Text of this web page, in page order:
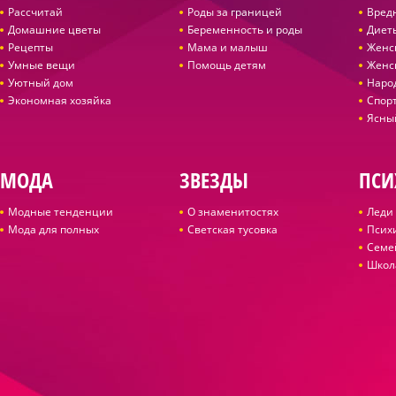
Рассчитай
Домашние цветы
Рецепты
Умные вещи
Уютный дом
Экономная хозяйка
Роды за границей
Беременность и роды
Мама и малыш
Помощь детям
МОДА
Модные тенденции
Мода для полных
ЗВЕЗДЫ
О знаменитостях
Светская тусовка
Леди